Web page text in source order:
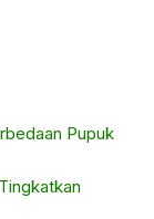
Pupuk